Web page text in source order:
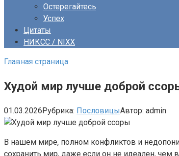
Остерегайтесь
Успех
Цитаты
НИКСС / NIXX
Главная страница
Худой мир лучше доброй
01.03.2026Рубрика: ПословицыАвтор: admin
В нашем мире, полном конфликтов и
сохранить мир, даже если он не идеален, чем